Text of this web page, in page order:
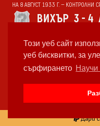
Този уеб сайт
уеб бисквитки, за
сърфирането Научи
НА 8 АВГУСТ 1933 Г. — КОНТРОЛНИ
ВИХЪР 3 - 4
НА 8 АВГУСТ 1984 Г. — КОНТРОЛНИ
ЦСКА „СЕПТ.
РАДНИЧКИ
ЦСКА „СЕПТ.
Дари